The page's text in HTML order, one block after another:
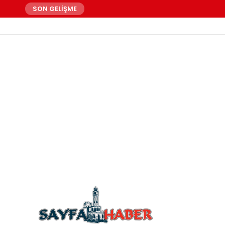
SON GELİŞME